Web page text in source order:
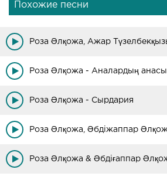
Похожие песни
Роза Әлқожа - Аналардың анасы
Роза Әлқожа - Сырдария